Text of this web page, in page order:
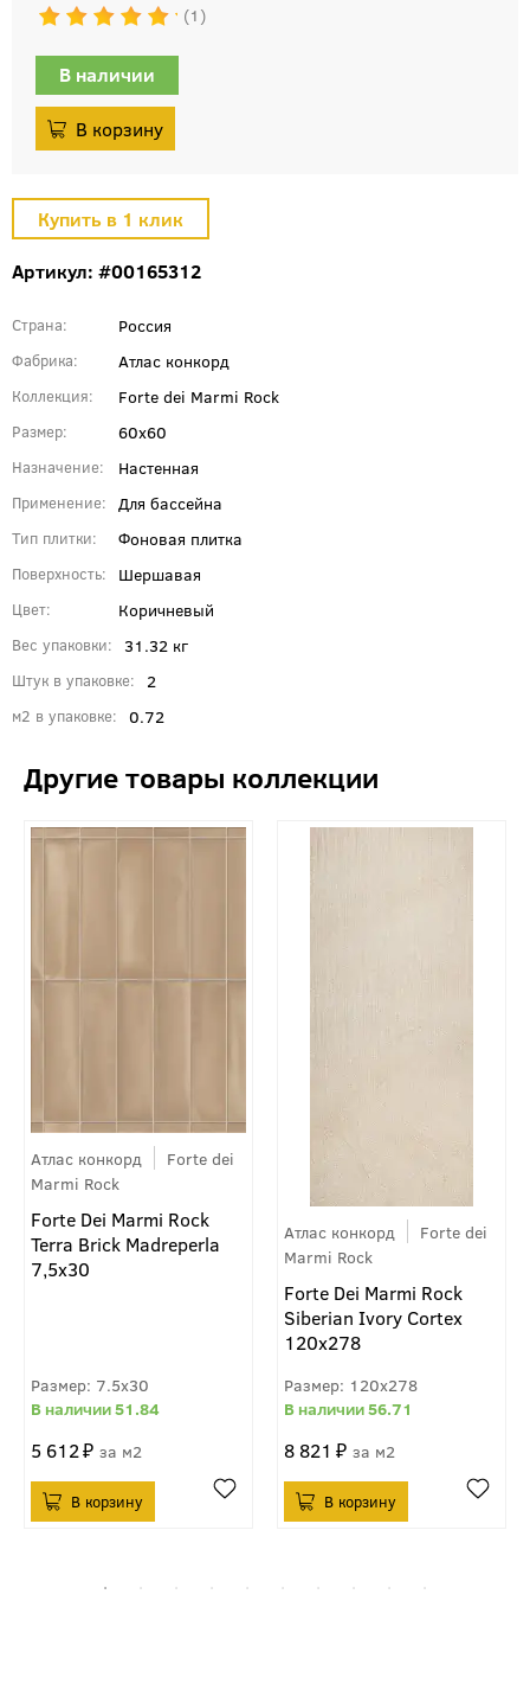
1
В наличии
Артикул: #00165312
Страна Россия
Фабрика Атлас конкорд
Коллекция Forte dei Marmi Rock
Размер 60x60
Назначение Настенная
Применение Для бассейна
Тип плитки Фоновая плитка
Поверхность Шершавая
Цвет Коричневый
Вес упаковки 31.32 кг
Штук в упаковке 2
м2 в упаковке 0.72
Атлас конкорд
Forte dei
Marmi Rock
Forte Dei Marmi Rock
Terra Brick Madreperla
7,5x30
7.5x30
51.84
5 612 м2
Атлас конкорд
Forte dei
Marmi Rock
Forte Dei Marmi Rock
Siberian Ivory Cortex
120x278
120x278
56.71
8 821 м2